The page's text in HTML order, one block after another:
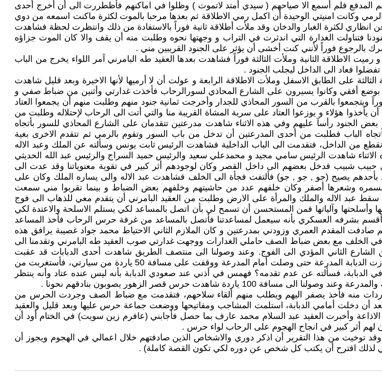
فلم أسمع الا صياحهم ( سيدي أمتد لاتموت ) وظلوا في اماكنهم فأظطررت الى أن أخرج أحدى
وكانت امنيتي الوحيدة أن اكمل رمي الاطلاقة ثم بعدها مرحبا بالموت لكثرة ماكنت اسمعه من دوي
لكثرة الغبار والدخان وقد ملأت أطلاقة ثانية فوراً بالاستفادة من ذلك وانتظرت لحظة فشاهدت
فتناولت الغدارة التي اندثرت في التراب و وجهتها نحوه وطلبت منه أن يقف والا كان الموت جزاؤه
بالرجوع فوراً لأنني كنت أخشى أن يؤثر على الجنود القريبين مني .
الاطلاقة الثانية وملأت الثالثة فوراً فشاهدت بعدها العقيد طه البامرني آمر اللواء يخرج من الباب
فعاد الى الداخل ليجلب الجنود .
على الطابق الاسفل وملأت الاطلاقة الرابعة و عولت أن لا أرميها لأنها الاخيرة وبعد قليل شاهدت
بوضع أفقي وكانوا يسيرون على الشارع المحاذي لسورالرحاب فأخذت غدارتي وأثنين من ضباط صفي و
بالقرب من السور المحاذي للجدار وأخرجت ثمانية جنود منهم وطلبت منهم أن يجمعوا العتاد
هؤلاء و يوزعوا العتاد على سرية المشاة القريبة منا والتي أتت الى الرحاب لإحتلاله وطلبت من
الجنود رأسآ عليهم وفي هذه الاثناء شاهدت مدرعتين تتقدمان على الشارع المحاذي للسور بأتجاه
الباب فطلبت من أحدى المدرعتين أن تدخل من باب السور وتقوم بالرمي ثم تتقدم الاخرى بغية
انقطع من الداخل، فتقدمت الى الباب الداخلية فشاهدت الرئيس ثابت يونس وسألته عن الملك وعبد الاله
شاهدت الرئيس سامي مجيد و محمدعلي سعيد والرئيس حميد السراج والرئيس عبد الله الحديثي
حبيب شبيب فدخل بعضهم الى داخل القصر وكان لوجودهم أثر كبير في تقوية معنوياتنا وقد عدت الى
بأحدهم يصيح (جو , جو , جو) فألتفت فجأة الى الخلف فشاهدت عبد الاله والى يساره الملك وكان على
وشعرها أصفر وكان خلفهم عدد من حاشيتهم وخلفهم بعض الضباط و بينما تقربوا مني سمعت
سقط عبد الاله والملك والمرأة على الارض وطلبت من العقيد البامرني أن يتقدم معي للذهاب الى فوج
وأسلحتها وآلياتها فمن المستحسن أن تسمح لي بأن اتصل بالمساعد لكي يستلم الاسلحة والاعتدة لكي
بشرفه العسكري بأنه سيعمل لمساعدتنا فأتصل بالمساعد من غرفة حرس الرحاب فأخذ المساعد
صادفت المقدم العمري وزودني بمدرعتين و كان الملازم الثاني الاحتياط محمد جواد غصيبة يرافق هذه
في الخلف مع بعض ضباط الصف حاملي الغدارات ووجهت غدارتي صوب العقيد طه البامرني وتقدمنا الى
الثاني المؤدي الى الفوج. وعند وصولنا الى منتصف الطريق شاهدت أحدى الدبابات قد عقبت
المدرعة، فطلبت من سائق سيارة اللاندروفر أن يقف حتى تصل الدبابة. اجتازت الدبابة المدرعة حتى وصلت أمام المدرعة ووقفت على مسافة 50 ياردة من سيارتي، فأستغربت من
فسألته عن عدم تقدمه؟ فهمس في أذني عند صعودي الدبابة بأنه ليس عنده عتاد وأنه ينتظر
شاهدت حرس قصر الزهور يصوبون بنادقهم نحونا .
منه فأخذ يصفر اليهم ويطلب منهم ألقاء سلاحهم، فتقدمت مع ضباط الصف وجردت الحرس من
دخلت أمامي الدبابة، استلمت المشاجب ومفاتيحها ووضعت جماعة حرس عليها وبعد قليل والعقيد
الاذاعة وأخبرت العقيد عبد السلام محمد عارف بما حصل فأجابني (عافرم زين سويت) في الختام أود أن
أثر كبير في انجاح الهجوم على الرحاب لواء حرس .
توخيت من هذا التقرير أن اذكر دوري والاشخاص الذين صادفتهم خلال اعمالي في الهجوم ويجوز أن
لذلك اقترح أن يكتب كل شخص عن دوره لكي تكون القصة كاملة) .